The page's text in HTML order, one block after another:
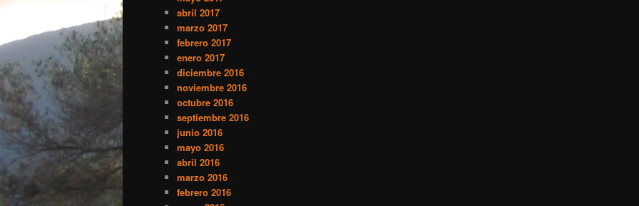
abril 2017
marzo 2017
febrero 2017
enero 2017
diciembre 2016
noviembre 2016
octubre 2016
septiembre 2016
junio 2016
mayo 2016
abril 2016
marzo 2016
febrero 2016